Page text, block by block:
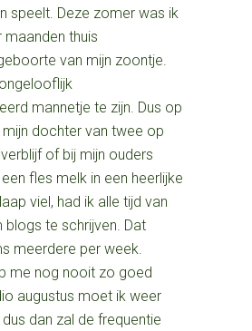
speelt. Deze zomer was ik
maanden thuis
van mijn zoontje.
mannetje te zijn. Dus op
dochter van twee op
of bij mijn ouders
fles melk in een heerlijke
viel, had ik alle tijd van
blogs te schrijven. Dat
meerdere per week.
me nog nooit zo goed
augustus moet ik weer
dan zal de frequentie